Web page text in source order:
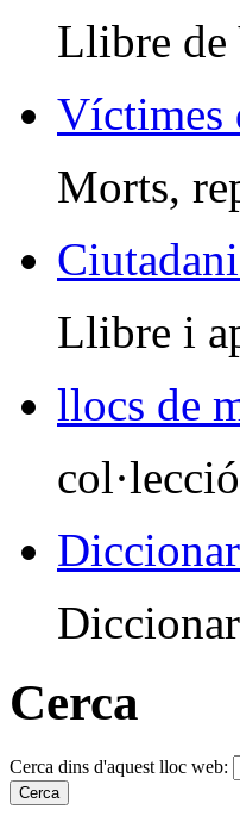
Llibre de
Víctimes
Morts,
Llibre i
llocs de
Cerca
Cerca dins d'aquest lloc web: